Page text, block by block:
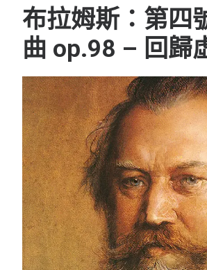
關於我們
會員專區
布拉姆斯：第四
曲 op.98 – 回歸